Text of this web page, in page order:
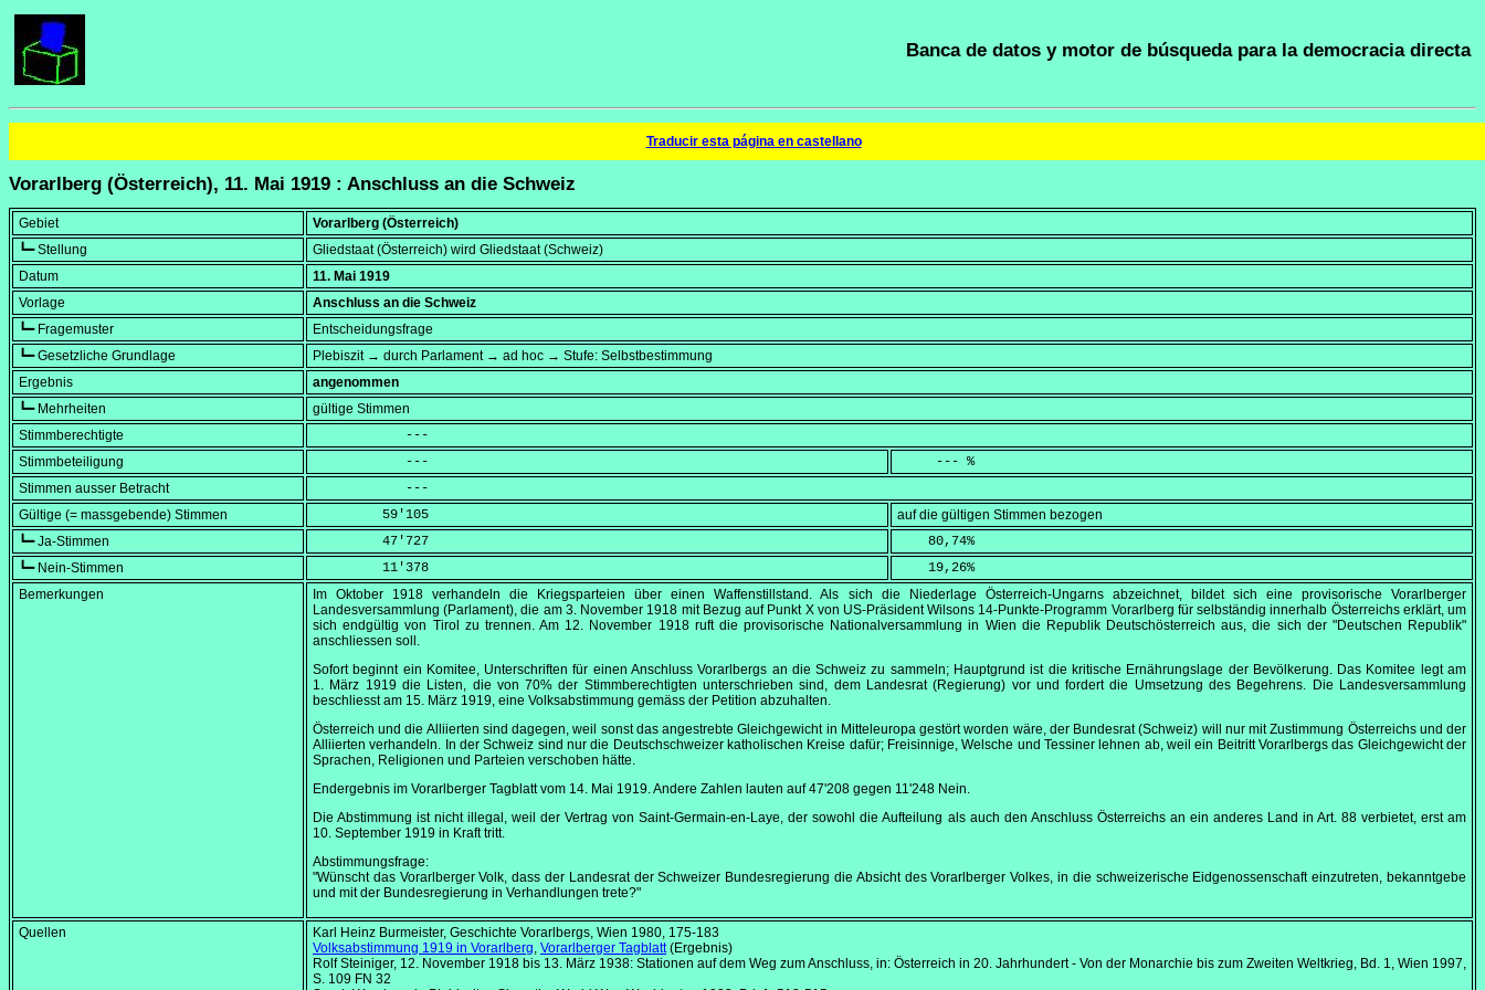
Banca de datos y motor de búsqueda para la democracia directa
Traducir esta página en castellano
Vorarlberg (Österreich), 11. Mai 1919 : Anschluss an die Schweiz
Gebiet
Vorarlberg (Österreich)
┗━ Stellung
Gliedstaat (Österreich) wird Gliedstaat (Schweiz)
Datum
11. Mai 1919
Vorlage
Anschluss an die Schweiz
┗━ Fragemuster
Entscheidungsfrage
┗━ Gesetzliche Grundlage
Plebiszit → durch Parlament → ad hoc → Stufe: Selbstbestimmung
Ergebnis
angenommen
┗━ Mehrheiten
gültige Stimmen
Stimmberechtigte
            ---
Stimmbeteiligung
            ---
     --- %
Stimmen ausser Betracht
            ---
Gültige (= massgebende) Stimmen
         59'105
auf die gültigen Stimmen bezogen
┗━ Ja-Stimmen
         47'727
    80,74
%
┗━ Nein-Stimmen
         11'378
    19,26
%
Bemerkungen
ImOktober 1918 verhandeln die Kriegsparteien über einen Waffenstillstand. Als sich die Niederlage Österreich-Ungarns abzeichnet, bildet sich eine provisorische Vorarlberger
Landesversammlung (Parlament), die am 3. November 1918 mit Bezug auf Punkt X von US-Präsident Wilsons 14-Punkte-Programm Vorarlberg für selbständig innerhalb Österreichs erklärt, um
sich endgültig von Tirol zu trennen. Am 12. November 1918ruft die provisorische Nationalversammlung in Wien die Republik Deutschösterreich aus, die sich der "Deutschen Republik"
anschliessen soll.
Sofort beginnt ein Komitee, Unterschriften für einen Anschluss Vorarlbergs an die Schweiz zu sammeln; Hauptgrund ist die kritische Ernährungslage der Bevölkerung. Das Komitee legt am
1. März 1919die Listen, die von 70% der Stimmberechtigten unterschrieben sind, dem Landesrat (Regierung) vor und fordert die Umsetzung des Begehrens. Die Landesversammlung
beschliesst am 15. März 1919, eine Volksabstimmung gemäss der Petition abzuhalten.
Österreich und die Alliierten sind dagegen, weil sonst das angestrebte Gleichgewicht in Mitteleuropa gestört worden wäre, der Bundesrat (Schweiz) will nur mit Zustimmung Österreichs und der
Alliierten verhandeln. In der Schweiz sind nur die Deutschschweizer katholischen Kreise dafür; Freisinnige, Welsche und Tessiner lehnen ab, weil ein Beitritt Vorarlbergs das Gleichgewicht der
Sprachen, Religionen und Parteien verschoben hätte.
Endergebnis im Vorarlberger Tagblatt vom 14. Mai 1919. Andere Zahlen lauten auf 47'208 gegen 11'248 Nein.
Die Abstimmung ist nicht illegal, weil der Vertrag von Saint-Germain-en-Laye, der sowohl die Aufteilung als auch den Anschluss Österreichs an ein anderes Land in Art. 88 verbietet, erst am
10. September 1919 in Kraft tritt.
Abstimmungsfrage:
"Wünscht das Vorarlberger Volk, dass der Landesrat der Schweizer Bundesregierung die Absicht des Vorarlberger Volkes, in die schweizerische Eidgenossenschaft einzutreten, bekanntgebe
und mit der Bundesregierung in Verhandlungen trete?"
Quellen
Karl Heinz Burmeister, Geschichte Vorarlbergs, Wien 1980, 175-183
Volksabstimmung 1919 in Vorarlberg, Vorarlberger Tagblatt(Ergebnis)
Rolf Steiniger, 12. November 1918 bis 13. März 1938: Stationen auf dem Weg zum Anschluss, in: Österreich in 20. Jahrhundert - Von der Monarchie bis zum Zweiten Weltkrieg, Bd. 1, Wien 1997,
S. 109 FN 32